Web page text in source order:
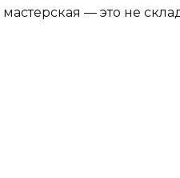
— это не